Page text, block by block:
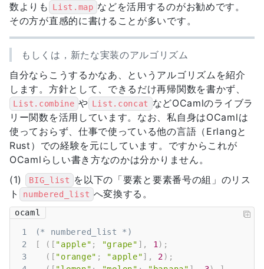
数よりも
List.map などを活用するのがお勧めです。
その方が直感的に書けることが多いです。
もしくは，新たな実装のアルゴリズム
自分ならこうするかなあ、というアルゴリズムを紹介
します。方針として、できるだけ再帰関数を書かず、
List.combine や List.concat
などOCamlのライブラ
リー関数を活用しています。なお、私自身はOCamlは
使っておらず、仕事で使っている他の言語（Erlangと
Rust）での経験を元にしています。ですからこれが
OCamlらしい書き方なのかは分かりません。
(1)
BIG_list
を以下の「要素と要素番号の組」のリス
ト
numbered_list へ変換する。
ocaml
1
(* numbered_list *)
2
[ ( [ "apple" ; "grape" ] , 1 ) ;
3
( [ "orange" ; "apple"] , 2) ;